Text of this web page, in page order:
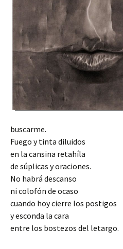
buscarme.
Fuego y tinta diluidos
en la cansina retahíla
de súplicas y oraciones.
No habrá descanso
ni colofón de ocaso
cuando hoy cierre los postigos
y esconda la cara
entre los bostezos del letargo.